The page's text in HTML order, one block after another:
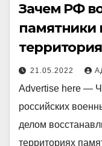
Зачем РФ
памятники
21.05.2022
Advertise here —
российских
делом
территориях